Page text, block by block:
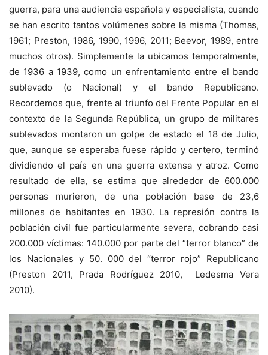
guerra, para una audiencia española y especialista, cuando
se han escrito tantos volúmenes sobre la misma (Thomas,
1961; Preston, 1986, 1990, 1996, 2011; Beevor, 1989, entre
muchos otros). Simplemente la ubicamos temporalmente,
de 1936 a 1939, como un enfrentamiento entre el bando
sublevado (o Nacional) y el bando Republicano.
Recordemos que, frente al triunfo del Frente Popular en el
contexto de la Segunda República, un grupo de militares
sublevados montaron un golpe de estado el 18 de Julio,
que, aunque se esperaba fuese rápido y certero, terminó
dividiendo el país en una guerra extensa y atroz. Como
resultado de ella, se estima que alrededor de 600.000
personas murieron, de una población base de 23,6
millones de habitantes en 1930. La represión contra la
población civil fue particularmente severa, cobrando casi
200.000 víctimas: 140.000 por parte del “terror blanco” de
los Nacionales y 50. 000 del “terror rojo” Republicano
(Preston 2011, Prada Rodríguez 2010, Ledesma Vera
2010).